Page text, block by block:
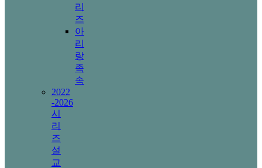
리
즈
아
리
랑
족
속
2022
-2026
시
리
즈
설
교